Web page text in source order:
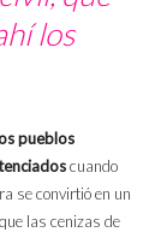
los
pueblos
cuando
se convirtió en un
las cenizas de